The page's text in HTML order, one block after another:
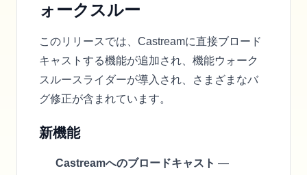
ォークスルー
このリリースでは、Castreamに直接ブロード
キャストする機能が追加され、機能ウォーク
スルースライダーが導入され、さまざまなバ
グ修正が含まれています。
新機能
Castreamへのブロードキャスト —